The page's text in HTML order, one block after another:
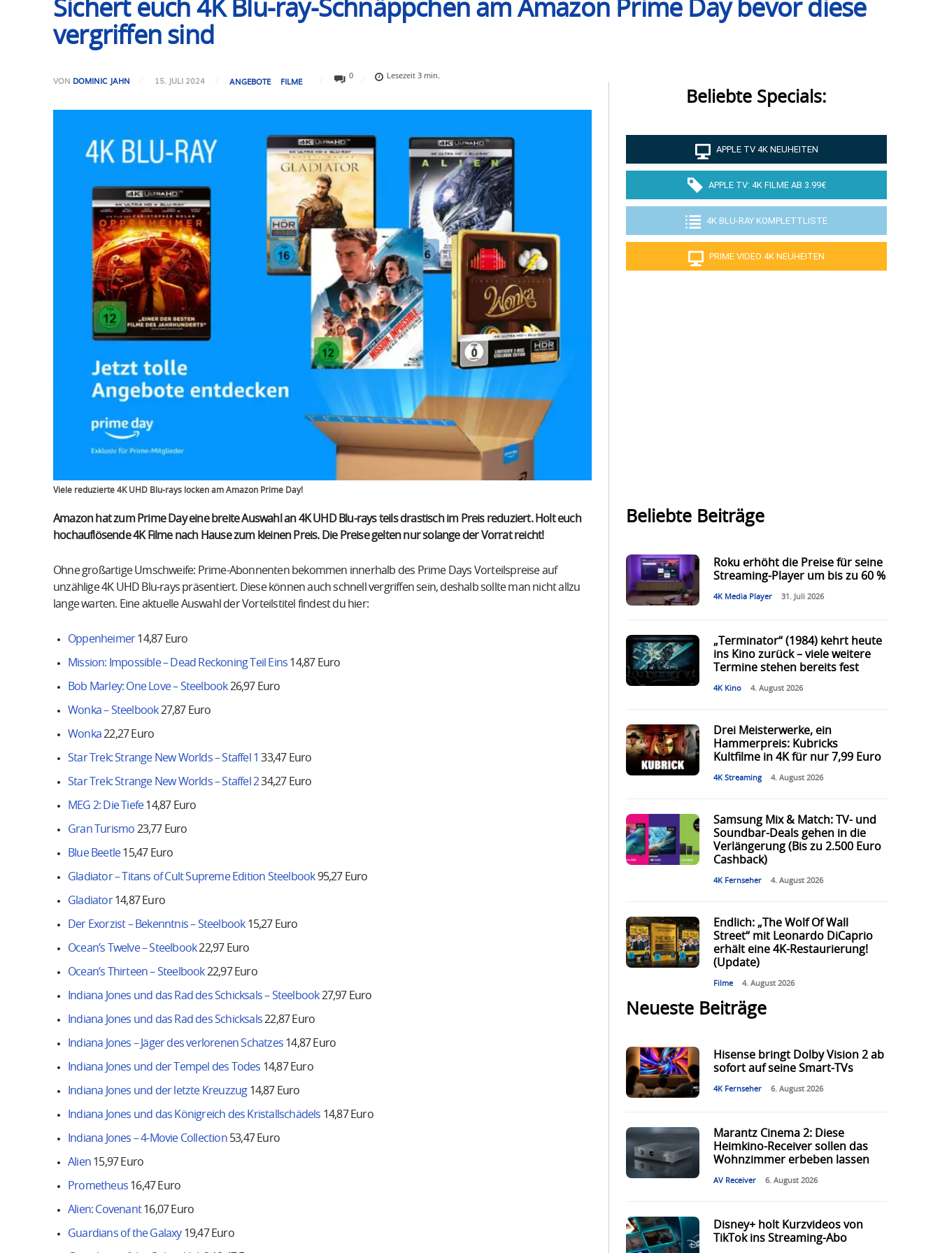
Sichert euch 4K Blu-ray-Schnäppchen am Amazon Prime Day bevor diese
vergriffen sind
VON DOMINIC JAHN 15. JULI 2024 ANGEBOTE FILME
0 Lesezeit3 min.
Viele reduzierte 4K UHD Blu-rays locken am Amazon Prime Day!
Amazon hat zum Prime Day eine breite Auswahl an 4K UHD Blu-rays teils drastisch im Preis reduziert. Holt euch
hochauflösende 4K Filme nach Hause zum kleinen Preis. Die Preise gelten nur solange der Vorrat reicht!
Ohne großartige Umschweife: Prime-Abonnenten bekommen innerhalb des Prime Days Vorteilspreise auf
unzählige 4K UHD Blu-rays präsentiert. Diese können auch schnell vergriffen sein, deshalb sollte man nicht allzu
lange warten. Eine aktuelle Auswahl der Vorteilstitel findest du hier:
Oppenheimer14,87 Euro
Mission: Impossible – Dead Reckoning Teil Eins 14,87 Euro
Bob Marley: One Love – Steelbook26,97 Euro
Wonka – Steelbook27,87 Euro
Wonka22,27 Euro
Star Trek: Strange New Worlds – Staffel 1 33,47 Euro
Star Trek: Strange New Worlds – Staffel 234,27 Euro
MEG 2: Die Tiefe14,87 Euro
Gran Turismo 23,77 Euro
Blue Beetle15,47 Euro
Gladiator – Titans of Cult Supreme Edition Steelbook95,27 Euro
Gladiator14,87 Euro
Der Exorzist – Bekenntnis – Steelbook15,27 Euro
Ocean’s Twelve – Steelbook22,97 Euro
Ocean’s Thirteen – Steelbook22,97 Euro
Indiana Jones und das Rad des Schicksals – Steelbook27,97 Euro
Indiana Jones und das Rad des Schicksals22,87 Euro
Indiana Jones – Jäger des verlorenen Schatzes 14,87 Euro
Indiana Jones und der Tempel des Todes 14,87 Euro
Indiana Jones und der letzte Kreuzzug14,87 Euro
Indiana Jones und das Königreich des Kristallschädels 14,87 Euro
Indiana Jones – 4-Movie Collection53,47 Euro
Alien 15,97 Euro
Prometheus 16,47 Euro
Alien: Covenant16,07 Euro
Guardians of the Galaxy19,47 Euro
Beliebte Specials:
APPLE TV 4K NEUHEITEN
APPLE TV: 4K FILME AB 3.99€
4K BLU-RAY KOMPLETTLISTE
PRIME VIDEO 4K NEUHEITEN
Beliebte Beiträge
Roku erhöht die Preise für seine
Streaming-Player um bis zu 60 %
4K Media Player 31. Juli 2026
„Terminator“ (1984) kehrt heute
ins Kino zurück – viele weitere
Termine stehen bereits fest
4K Kino 4. August 2026
Drei Meisterwerke, ein
Hammerpreis: Kubricks
Kultfilme in 4K für nur 7,99 Euro
4K Streaming 4. August 2026
Samsung Mix & Match: TV- und
Soundbar-Deals gehen in die
Verlängerung (Bis zu 2.500 Euro
Cashback)
4K Fernseher 4. August 2026
Endlich: „The Wolf Of Wall
Street“ mit Leonardo DiCaprio
erhält eine 4K-Restaurierung!
(Update)
Filme 4. August 2026
Neueste Beiträge
Hisense bringt Dolby Vision 2 ab
sofort auf seine Smart-TVs
4K Fernseher 6. August 2026
Marantz Cinema 2: Diese
Heimkino-Receiver sollen das
Wohnzimmer erbeben lassen
AV Receiver 6. August 2026
Disney+ holt Kurzvideos von
TikTok ins Streaming-Abo